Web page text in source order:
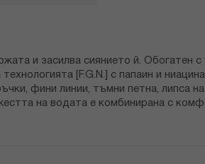
и засилва сиянието й. Обогатен
[F.G.N.] с папаин и
фини линии, тъмни петна, липса
на водата е комбинирана с